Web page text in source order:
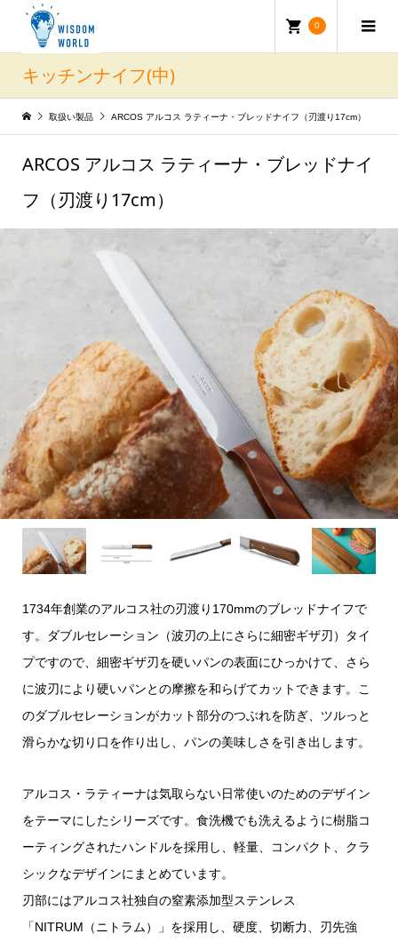
0
キッチンナイフ(中)
取扱い製品 ARCOS アルコス ラティーナ・ブレッドナイフ（刃渡り17cm）
ARCOS アルコス ラティーナ・ブレッドナイ
フ（刃渡り17cm）
1734年創業のアルコス社の刃渡り170mmのブレッドナイフで
す。ダブルセレーション（波刃の上にさらに細密ギザ刃）タイ
プですので、細密ギザ刃を硬いパンの表面にひっかけて、さら
に波刃により硬いパンとの摩擦を和らげてカットできます。こ
のダブルセレーションがカット部分のつぶれを防ぎ、ツルっと
滑らかな切り口を作り出し、パンの美味しさを引き出します。
アルコス・ラティーナは気取らない日常使いのためのデザイン
をテーマにしたシリーズです。食洗機でも洗えるように樹脂コ
ーティングされたハンドルを採用し、軽量、コンパクト、クラ
シックなデザインにまとめています。
刃部にはアルコス社独自の窒素添加型ステンレス
「NITRUM（ニトラム）」を採用し、硬度、切断力、刃先強